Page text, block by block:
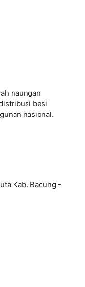
naungan
besi
nasional.
Kab. Badung -